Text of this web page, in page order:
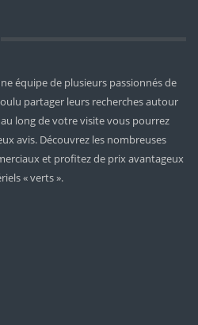
équipe de plusieurs passionnés de
partager leurs recherches autour
long de votre visite vous pourrez
avis. Découvrez les nombreuses
et profitez de prix avantageux
« verts ».